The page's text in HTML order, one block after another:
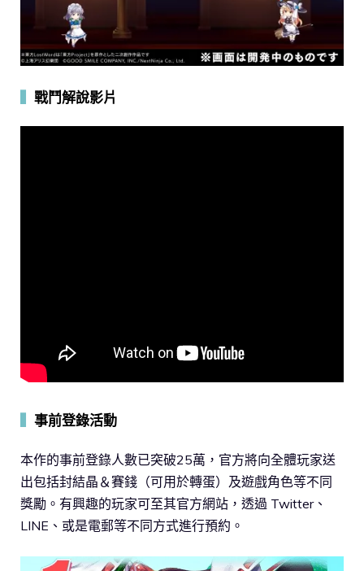
戰鬥解說影片
事前登錄活動
本作的事前登錄人數已突破25萬，官方將向全體玩家送
出包括封結晶＆賽錢（可用於轉蛋）及遊戲角色等不同
獎勵。有興趣的玩家可至其官方網站，透過 Twitter、
LINE、或是電郵等不同方式進行預約。